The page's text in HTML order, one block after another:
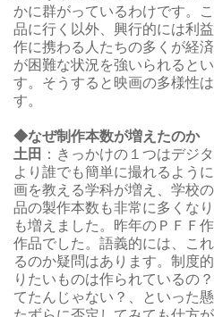
かに群がっているわけです。
品に行く以外、興行的には利
作に携わる人たちの多くが経
が困難な状況を強いられると
す。そうすると映画の多様性
す。
◆なぜ制作本数が増えたのか
土田 ：きっかけの１つはデジ
より誰でも簡単に撮れるよう
画を教える学科が増え、学校
品の製作本数も非常に多くな
も増えました。昨年のＰＦＦ
作品でした。語義的には、こ
るのか疑問はあります。制度
りたいものは作られているの
てたんじゃない？、といった